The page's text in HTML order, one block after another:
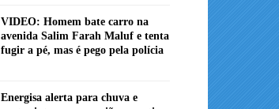
VIDEO: Homem bate carro na
avenida Salim Farah Maluf e tenta
fugir a pé, mas é pego pela polícia
Energisa alerta para chuva e